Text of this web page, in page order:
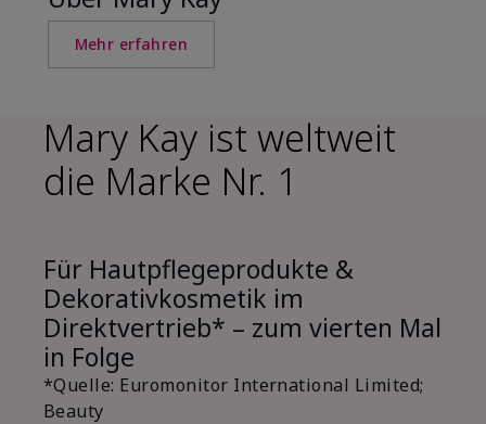
Mehr erfahren
Mary Kay ist weltweit
die Marke Nr. 1
Für Hautpflegeprodukte &
Dekorativkosmetik im
Direktvertrieb* – zum vierten Mal
in Folge
*Quelle: Euromonitor International Limited;
Beauty